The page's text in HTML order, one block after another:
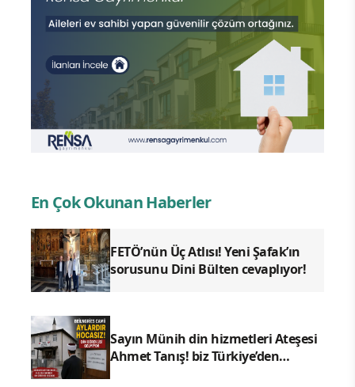
En Çok Okunan Haberler
FETÖ’nün Üç Atlısı! Yeni Şafak’ın
sorusunu Dini Bülten cevaplıyor!
Sayın Münih din hizmetleri Ateşesi
Ahmet Tanış! biz Türkiye’den